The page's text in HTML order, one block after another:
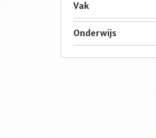
Vak
Onderwijs